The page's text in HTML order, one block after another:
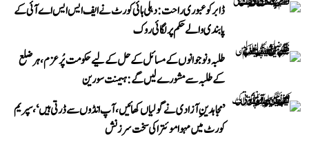
ڈابر کو عبوری راحت: دہلی ہائی کورٹ نے ایف ایس ایس اے آئی کے
پابندی والے حکم پر لگائی روک
طلبہ و نوجوانوں کے مسائل کے حل کے لیے حکومت پُرعزم، ہر ضلع
کے طلبہ سے مشورے لیں گے: ہیمنت سورین
’مجاہدینِ آزادی نے گولیاں کھائیں، آپ انڈوں سے ڈرتی ہیں‘، سپریم
کورٹ میں مہوا موئترا کی سخت سرزنش